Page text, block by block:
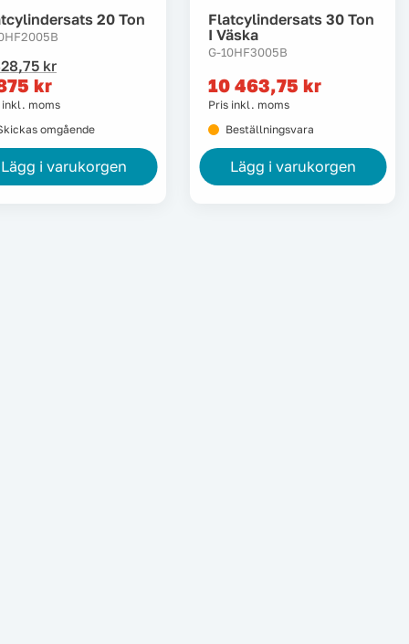
20 Ton
kr
kr.
kr
kr.
inkl. moms
omgående
Lägg i varukorgen
Flatcylindersats 30 Ton
I Väska
G-10HF3005B
10 463,75 kr
Pris inkl. moms
Beställningsvara
Lägg i varukorgen